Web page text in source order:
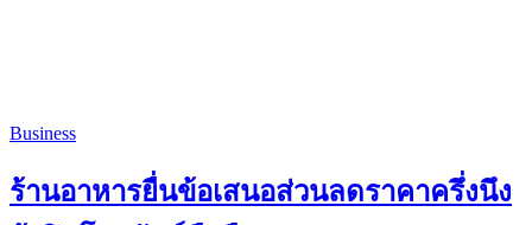
Business
ร้านอาหารยื่นข้อเสนอส่วนลดราคาครึ่งนึง